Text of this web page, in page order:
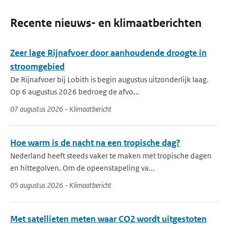
Recente nieuws- en klimaatberichten
Zeer lage Rijnafvoer door aanhoudende droogte in
stroomgebied
De Rijnafvoer bij Lobith is begin augustus uitzonderlijk laag.
Op 6 augustus 2026 bedroeg de afvo...
07 augustus 2026 - Klimaatbericht
Hoe warm is de nacht na een tropische dag?
Nederland heeft steeds vaker te maken met tropische dagen
en hittegolven. Om de opeenstapeling va...
05 augustus 2026 - Klimaatbericht
Met satellieten meten waar CO2 wordt uitgestoten